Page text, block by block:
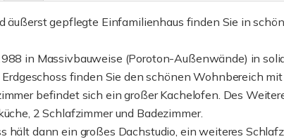
äußerst gepflegte Einfamilienhaus finden Sie in
in Massivbauweise (Poroton-Außenwände) in
finden Sie den schönen Wohnbereich mit
befindet sich ein großer Kachelofen. Des
2 Schlafzimmer und Badezimmer.
hält dann ein großes Dachstudio, ein weiteres